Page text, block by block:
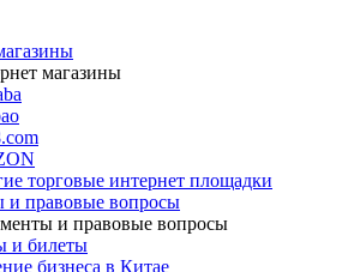
магазины
торговые интернет площадки
и правовые вопросы
и правовые вопросы
и билеты
бизнеса в Китае